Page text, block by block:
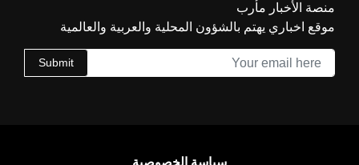
منصة الأخبار مأرب
موقع اخباري يهتم بالشؤون المحلية والعربية والعالمية
Submit